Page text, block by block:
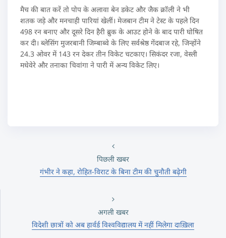
मैच की बात करें तो पोप के अलावा बेन डकेट और जैक क्रॉली ने भी
शतक जड़े और मनचाही पारियां खेलीं। मेजबान टीम ने टेस्ट के पहले दिन
498 रन बनाए और दूसरे दिन हैरी ब्रुक के आउट होने के बाद पारी घोषित
कर दी। ब्लेसिंग मुजरबानी जिम्बाब्वे के लिए सर्वश्रेष्ठ गेंदबाज रहे, जिन्होंने
24.3 ओवर में 143 रन देकर तीन विकेट चटकाए। सिकंदर रजा, वेस्ली
मधेवेरे और तनाका चिवांगा ने पारी में अन्य विकेट लिए।
पिछली खबर
गंभीर ने कहा, रोहित-विराट के बिना टीम की चुनौती बढ़ेगी
अगली खबर
विदेशी छात्रों को अब हार्वर्ड विश्वविद्यालय में नहीं मिलेगा दाख़िला